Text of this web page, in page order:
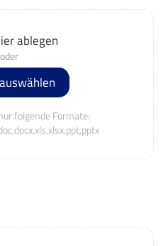
ablegen
folgende Formate: